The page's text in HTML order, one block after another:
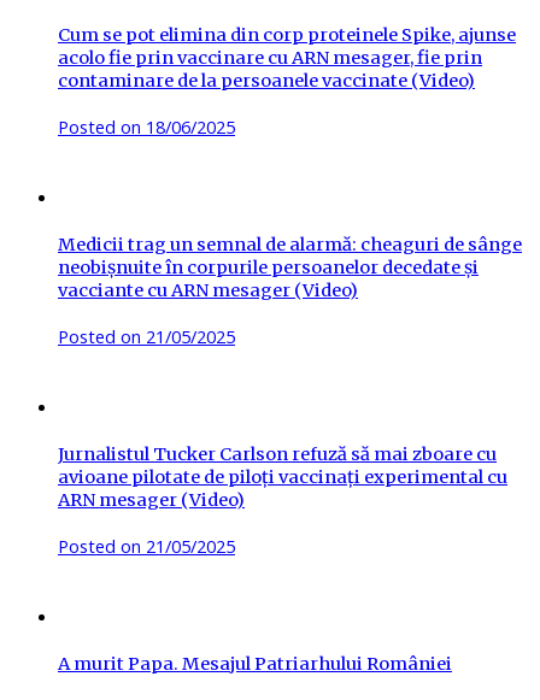
Cum se pot elimina din corp proteinele Spike, ajunse
acolo fie prin vaccinare cu ARN mesager, fie prin
contaminare de la persoanele vaccinate (Video)
Posted on 18/06/2025
Medicii trag un semnal de alarmă: cheaguri de sânge
neobișnuite în corpurile persoanelor decedate și
vacciante cu ARN mesager (Video)
Posted on 21/05/2025
Jurnalistul Tucker Carlson refuză să mai zboare cu
avioane pilotate de piloți vaccinați experimental cu
ARN mesager (Video)
Posted on 21/05/2025
A murit Papa. Mesajul Patriarhului României